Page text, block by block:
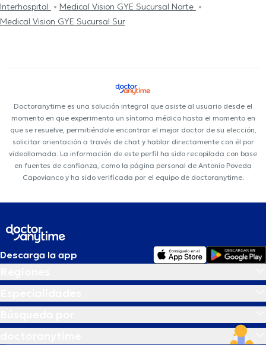
Interhospital
Medical Vision GYE Sucursal Norte
Medical Vision GYE Sucursal Sur
Doctoranytime es una solución integral que asiste al usuario desde el
momento en que experimenta un síntoma médico hasta el momento en
que se resuelve, permitiéndole encontrar el mejor doctor de su elección,
solicitar orientación a través de chat y hablar directamente con él por
videollamada. La información de este perfil ha sido recopilada con base
en fuentes de confianza, como la página personal de Antonio Poveda
Capovianco y ha sido verificada por el equipo de doctoranytime.
Descarga la app